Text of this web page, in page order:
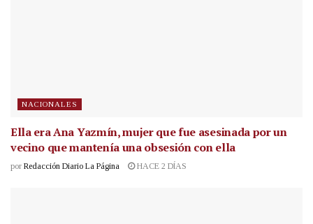
NACIONALES
Ella era Ana Yazmín, mujer que fue asesinada por un
vecino que mantenía una obsesión con ella
por Redacción Diario La Página HACE 2 DÍAS